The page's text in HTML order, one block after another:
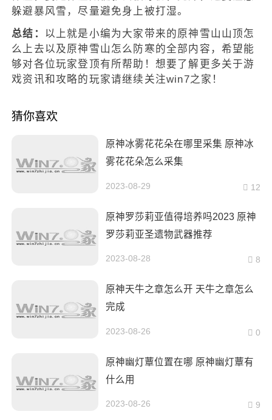
躲避暴风雪，尽量避免身上被打湿。
总结： 以上就是小编为大家带来的原神雪山山顶怎
么上去以及原神雪山怎么防寒的全部内容，希望能
够对各位玩家登顶有所帮助！想要了解更多关于游
戏资讯和攻略的玩家请继续关注win7之家！
猜你喜欢
原神冰雾花花朵在哪里采集 原神冰
雾花花朵怎么采集
2023-08-29 12
原神罗莎莉亚值得培养吗2023 原神
罗莎莉亚圣遗物武器推荐
2023-08-28 8
原神天牛之章怎么开 天牛之章怎么
完成
2023-08-26 0
原神幽灯蕈位置在哪 原神幽灯蕈有
什么用
2023-08-26 9